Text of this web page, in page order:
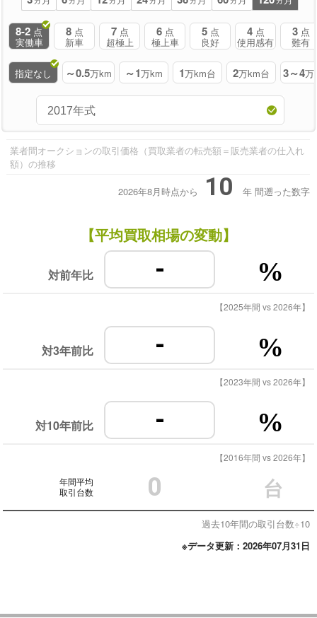
8-2 点
実働車
8 点
新車
7 点
超極上
6 点
極上車
5 点
良好
4 点
使用感有
3 点
難有
指定なし ～0.5万km ～1万km 1万km台 2万km台 3～4万
業者間オークションの取引価格（買取業者の転売額＝販売業者の仕入れ
額）の推移
2026年8月時点から 10 年 間遡った数字
【平均買取相場の変動】
対前年比 - %
【2025年間 vs 2026年】
対3年前比 - %
【2023年間 vs 2026年】
対10年前比 - %
【2016年間 vs 2026年】
年間平均
取引台数
0 台
過去10年間の取引台数÷10
※データ更新：2026年07月31日